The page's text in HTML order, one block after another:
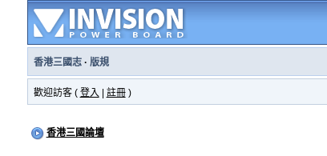
香港三國志· 版規
歡迎訪客 ( 登入 註冊)
香港三國論壇